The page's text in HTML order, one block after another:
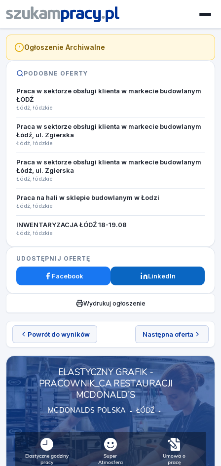
Powrót do wyników Następna oferta
ELASTYCZNY GRAFIK -
PRACOWNIK_CA RESTAURACJI
MCDONALD’S
MCDONALDS POLSKA ŁÓDŹ
Elastyczne godziny
pracy
Super
Atmosfera
Umowa o
pracę
Ogłoszenie Archiwalne
PODOBNE OFERTY
Praca w sektorze obsługi klienta w markecie budowlanym
ŁÓDŹ
Łódź, łódzkie
Praca w sektorze obsługi klienta w markecie budowlanym
Łódź, ul. Zgierska
Łódź, łódzkie
Praca w sektorze obsługi klienta w markecie budowlanym
Łódź, ul. Zgierska
Łódź, łódzkie
Praca na hali w sklepie budowlanym w Łodzi
Łódź, łódzkie
INWENTARYZACJA ŁÓDŹ 18-19.08​
Łódź, łódzkie
UDOSTĘPNIJ OFERTĘ
Facebook LinkedIn
Wydrukuj ogłoszenie